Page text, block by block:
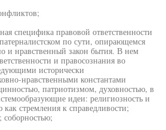
специфика правовой ответственности
по сути, опирающемся
и нравственный закон бытия. В нем
и правосознания во
исторически
нравственными константами
патриотизмом, духовностью, в
идеи: религиозность и
стремления к справедливости;